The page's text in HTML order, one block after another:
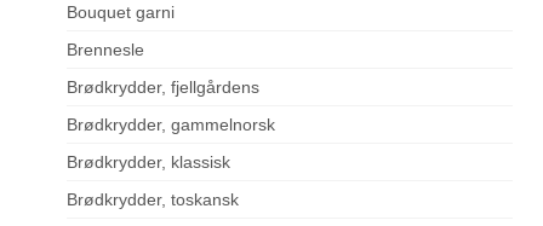
Bouquet garni
Brennesle
Brødkrydder, fjellgårdens
Brødkrydder, gammelnorsk
Brødkrydder, klassisk
Brødkrydder, toskansk